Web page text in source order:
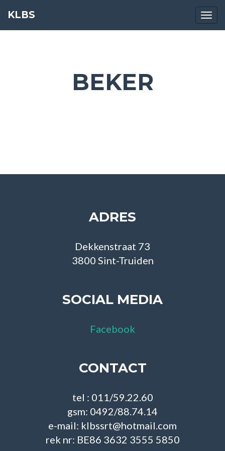
KLBS
BEKER
ADRES
Dekkenstraat 73
3800 Sint-Truiden
SOCIAL MEDIA
Facebook
CONTACT
tel : 011/59.22.60
gsm: 0492/88.74.14
e-mail: klbssrt@hotmail.com
rek nr: BE86 3632 3555 5850